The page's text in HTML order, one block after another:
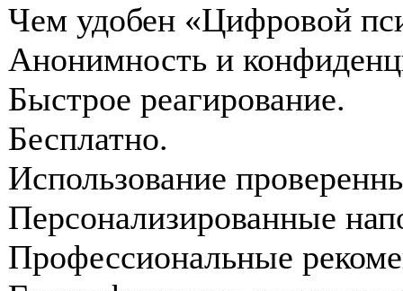
Чем удобен «Цифровой
Анонимность и
Быстрое реагирование.
Бесплатно.
Использование
Персонализированные
Профессиональные